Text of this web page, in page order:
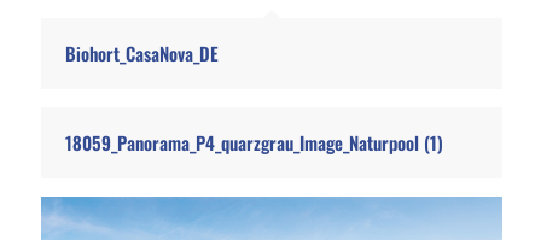
Biohort_CasaNova_DE
18059_Panorama_P4_quarzgrau_Image_Naturpool (1)